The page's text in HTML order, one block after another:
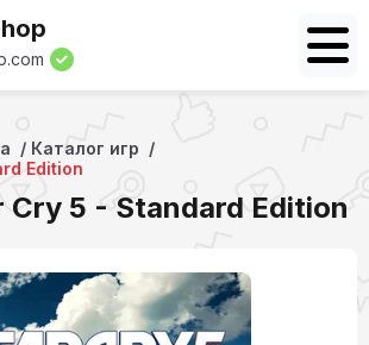
Каталог игр
Edition
Cry 5 - Standard Edition